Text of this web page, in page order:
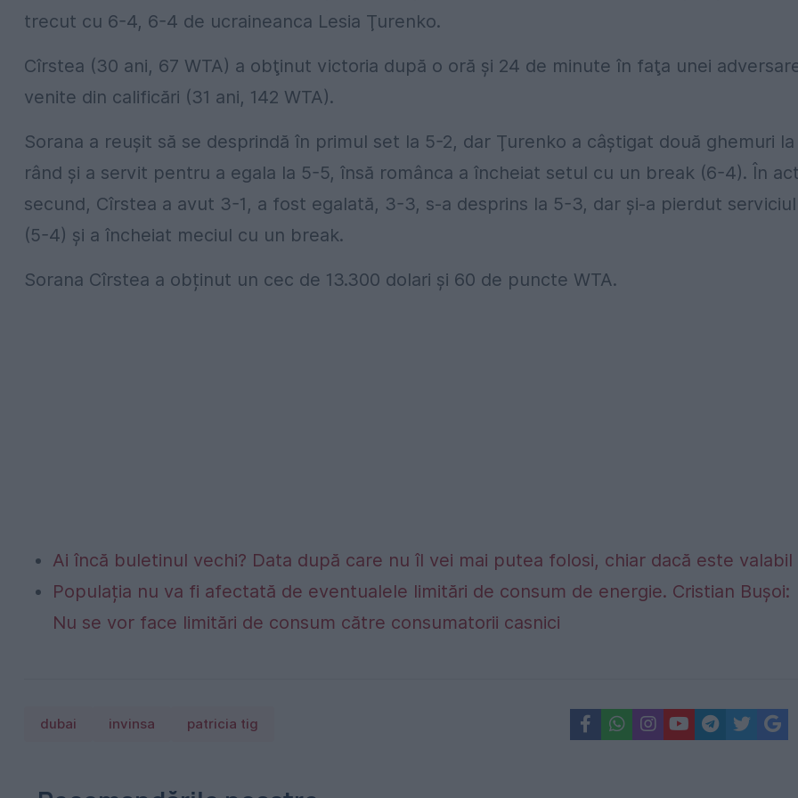
trecut cu 6-4, 6-4 de ucraineanca Lesia Ţurenko.
Cîrstea (30 ani, 67 WTA) a obţinut victoria după o oră şi 24 de minute în faţa unei
venite din calificări (31 ani, 142 WTA).
Sorana a reuşit să se desprindă în primul set la 5-2, dar Ţurenko a câştigat două ghemuri la
rând şi a servit pentru a egala la 5-5, însă românca a încheiat setul cu un break (6-4). În
secund, Cîrstea a avut 3-1, a fost egalată, 3-3, s-a desprins la 5-3, dar şi-a pierdut serviciul
(5-4) şi a încheiat meciul cu un break.
Sorana Cîrstea a obținut un cec de 13.300 dolari şi 60 de puncte WTA.
Ai încă buletinul vechi? Data după care nu îl vei mai putea folosi, chiar dacă este valabil
Populația nu va fi afectată de eventualele limitări de consum de energie. Cristian Bușoi:
Nu se vor face limitări de consum către consumatorii casnici
dubai invinsa patricia tig